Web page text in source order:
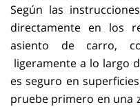
Según las
directamente en los
asiento de carro,
ligeramente a lo largo
es seguro en
pruebe primero en una